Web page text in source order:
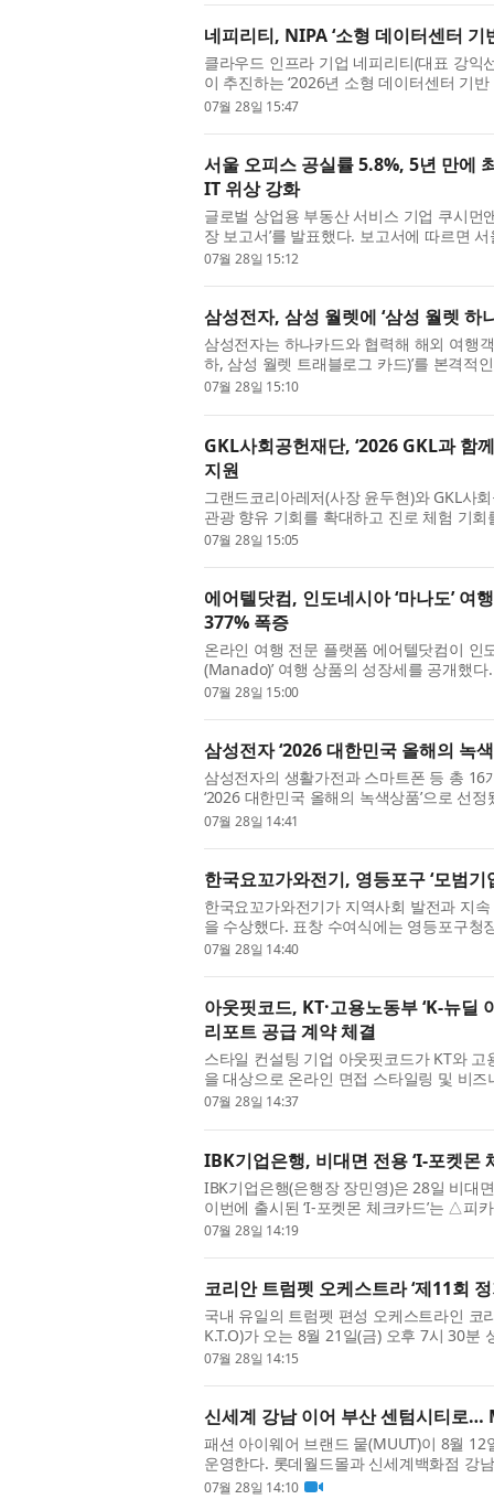
네피리티, NIPA ‘소형 데이터센터 기
클라우드 인프라 기업 네피리티(대표 강익
이 추진하는 ‘2026년 소형 데이터센터 기
선정됐다고 밝혔다. 전국 10개 과제가 경
07월 28일 15:47
서울 오피스 공실률 5.8%, 5년 만에
IT 위상 강화
글로벌 상업용 부동산 서비스 기업 쿠시먼
장 보고서’를 발표했다. 보고서에 따르면
상승한 5.8%를 기록했다. 이는 2021년 3
07월 28일 15:12
삼성전자, 삼성 월렛에 ‘삼성 월렛 하
삼성전자는 하나카드와 협력해 해외 여행
하, 삼성 월렛 트래블로그 카드)’를 본격적
성 월렛 트래블로그 카드는 삼성 월렛의
07월 28일 15:10
GKL사회공헌재단, ‘2026 GKL과 함
지원
그랜드코리아레저(사장 윤두현)와 GKL사
관광 향유 기회를 확대하고 진로 체험 기회
여행 프로그램을 본격 운영한다. GKL과
07월 28일 15:05
에어텔닷컴, 인도네시아 ‘마나도’
377% 폭증
온라인 여행 전문 플랫폼 에어텔닷컴이 인
(Manado)’ 여행 상품의 성장세를 공개했
송출 고객 수가 급격한 상승세를 타고 있
07월 28일 15:00
삼성전자 ‘2026 대한민국 올해의 녹
삼성전자의 생활가전과 스마트폰 등 총
‘2026 대한민국 올해의 녹색상품’으로 선
제품들이 소비자와 환경 전문가들로부터
07월 28일 14:41
한국요꼬가와전기, 영등포구 ‘모범기
한국요꼬가와전기가 지역사회 발전과 지
을 수상했다. 표창 수여식에는 영등포구
‘모범기업’ 수상자로 자리를 함께했다. 영
07월 28일 14:40
아웃핏코드, KT·고용노동부 ‘K-뉴딜
리포트 공급 계약 체결
스타일 컨설팅 기업 아웃핏코드가 KT와 고
을 대상으로 온라인 면접 스타일링 및 비
과 체형 사진을 온라인으로 제출하면 아웃
07월 28일 14:37
IBK기업은행, 비대면 전용 ‘I-포켓몬
IBK기업은행(은행장 장민영)은 28일 비대
이번에 출시된 ‘I-포켓몬 체크카드’는
메타몽 등 총 7종으로 구성됐다. 인기 포켓
07월 28일 14:19
코리안 트럼펫 오케스트라 ‘제11회
국내 유일의 트럼펫 편성 오케스트라인
K.T.O)​가 오는 8월 21일(금) 오후 7시 30분
한다. 지난 2013년 국내 최초 ‘100 트럼펫
07월 28일 14:15
신세계 강남 이어 부산 센텀시티로…
패션 아이웨어 브랜드 뭍(MUUT)이 8월
운영한다. 롯데월드몰과 신세계백화점 강
이웨어와 다양한 체험형 콘텐츠를 한자리
07월 28일 14:10